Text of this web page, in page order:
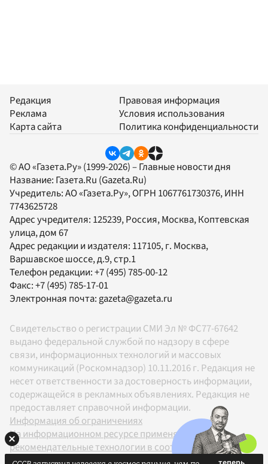
Редакция
Реклама
Карта сайта
Правовая информация
Условия использования
Политика конфиденциальности
© АО «Газета.Ру» (1999-2026) – Главные новости дня
Название: Газета.Ru (Gazeta.Ru)
Учредитель:АО «Газета.Ру», ОГРН 1067761730376, ИНН
7743625728
Адрес учредителя: 125239, Россия, Москва, Коптевская
улица, дом 67
Адрес редакции и издателя: 117105, г. Москва,
Варшавское шоссе, д.9, стр.1
Телефон редакции:+7 (495) 785-00-12
Факс:+7 (495) 785-17-01
Электронная почта: gazeta@gazeta.ru
Свидетельство о регистрации СМИ Эл № ФС77-67642
выдано федеральной службой по надзору в сфере
связи, информационных технологий и массовых
коммуникаций (Роскомнадзор) 10.11.2016 г. Редакция не
несет ответственности за достоверность информации,
содержащейся в рекламных объявлениях. Редакция не
предоставляет справочной информации.
Информация об ограничениях
На информационном ресурсе применяются
рекомендательные технологии в соответствии с
Правилами